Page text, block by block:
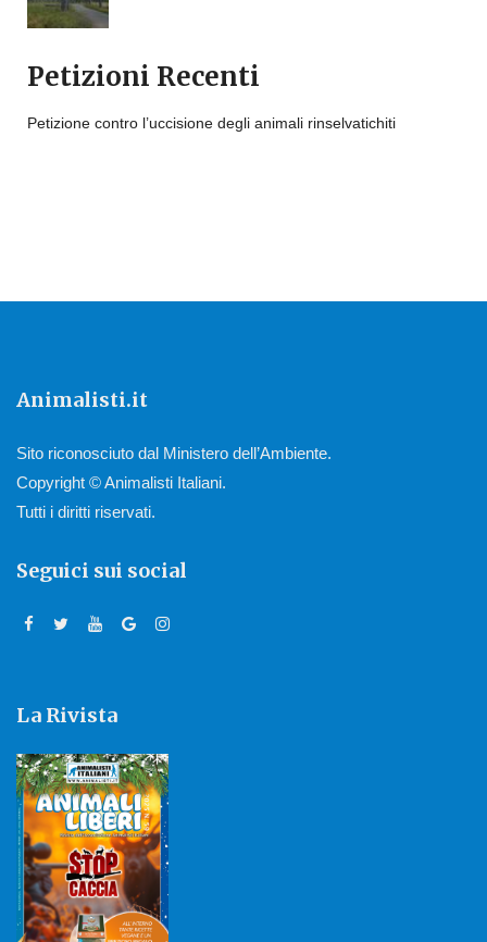
Petizioni Recenti
Petizione contro l’uccisione degli animali rinselvatichiti
Animalisti.it
Sito riconosciuto dal Ministero dell’Ambiente.
Copyright © Animalisti Italiani.
Tutti i diritti riservati.
Seguici sui social
La Rivista